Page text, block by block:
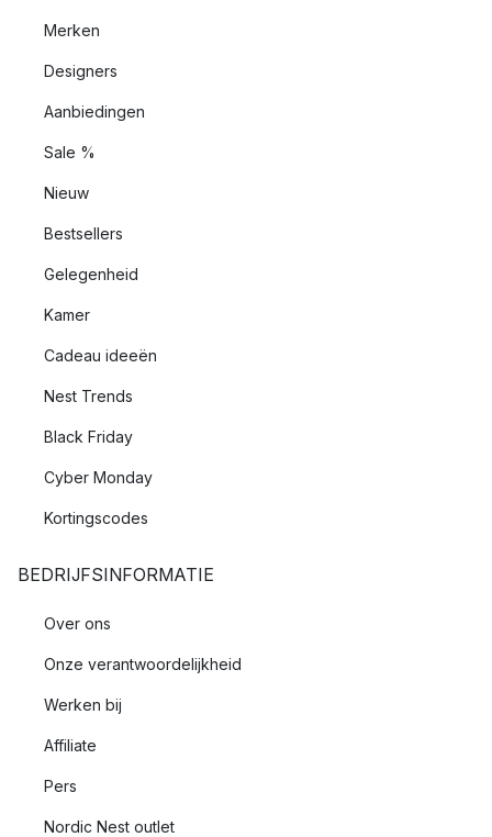
Merken
Designers
Aanbiedingen
Sale %
Nieuw
Bestsellers
Gelegenheid
Kamer
Cadeau ideeën
Nest Trends
Black Friday
Cyber Monday
Kortingscodes
BEDRIJFSINFORMATIE
Over ons
Onze verantwoordelijkheid
Werken bij
Affiliate
Pers
Nordic Nest outlet